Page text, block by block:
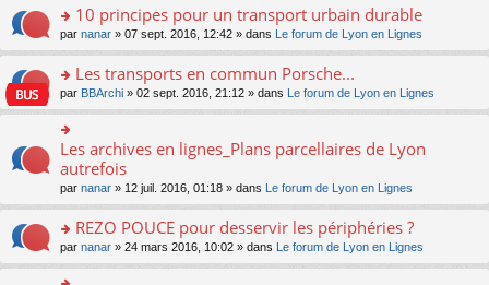
nt
ré
c
e
nt
le
pl
u
ré
c
e
nt
n
n
le
pl
u
s
ré
c
e
nt
a
g
e
n
n
le
pl
u
s
e
nt
m
e
a
g
e
n
o
lu
le
pl
u
s
c
ult
er
le
m
e
s
g
e
n
o
lu
le
pl
o
n
ult
er
le
m
s
a
e
n
o
n
10 principes pour un transport urbain durable
par nanar » 07 sept. 2016, 12:42 » dans Le forum de Lyon en Lignes
o
n
s
ult
er
le
m
e
s
a
Les transports en commun Porsche...
par BBArchi » 02 sept. 2016, 21:12 » dans Le forum de Lyon en Lignes
n
ult
er
le
m
e
s
Les archives en lignes_Plans parcellaires de Lyon
autrefois
par nanar » 12 juil. 2016, 01:18 » dans Le forum de Lyon en Lignes
o
n
s
REZO POUCE pour desservir les périphéries ?
par nanar » 24 mars 2016, 10:02 » dans Le forum de Lyon en Lignes